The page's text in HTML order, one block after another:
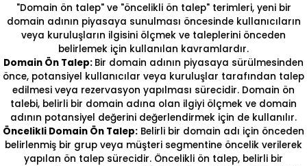
"Domain ön talep" ve "öncelikli ön talep" terimleri, yeni bir
domain adının piyasaya sunulması öncesinde kullanıcıların
veya kuruluşların ilgisini ölçmek ve taleplerini önceden
belirlemek için kullanılan kavramlardır.
Domain Ön Talep: Bir domain adının piyasaya sürülmesinden
önce, potansiyel kullanıcılar veya kuruluşlar tarafından talep
edilmesi veya rezervasyon yapılması sürecidir. Domain ön
talebi, belirli bir domain adına olan ilgiyi ölçmek ve domain
adının potansiyel değerini değerlendirmek için de kullanılır.
Öncelikli Domain Ön Talep: Belirli bir domain adı için önceden
belirlenmiş bir grup veya müşteri segmentine öncelik verilerek
yapılan ön talep sürecidir. Öncelikli ön talep, belirli bir